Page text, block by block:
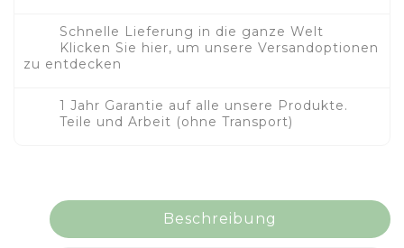
Schnelle Lieferung in die ganze Welt
Klicken Sie hier, um unsere Versandoptionen
zu entdecken
1 Jahr Garantie auf alle unsere Produkte.
Teile und Arbeit (ohne Transport)
Beschreibung